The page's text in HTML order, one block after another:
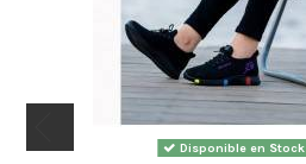
Disponible en Stock